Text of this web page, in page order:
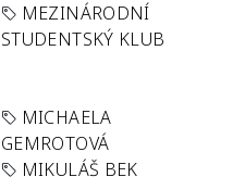
MEZINÁRODNÍ
STUDENTSKÝ KLUB
MICHAELA
GEMROTOVÁ
MIKULÁŠ BEK